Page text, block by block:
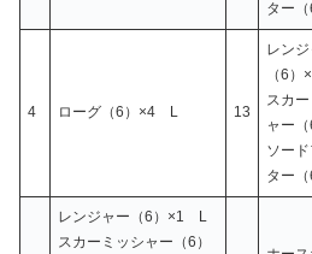
ター
4 ローグ（6）×4 L 13
レン
（6
スカ
ャー
ソー
ター
レンジャー（6）×1 L
スカーミッシャー（6）